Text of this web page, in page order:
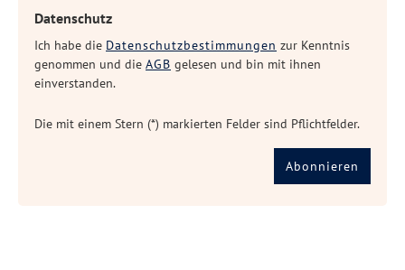
Datenschutz
Ich habe die Datenschutzbestimmungen zur Kenntnis
genommen und die AGB gelesen und bin mit ihnen
einverstanden.
Die mit einem Stern (*) markierten Felder sind Pflichtfelder.
Abonnieren